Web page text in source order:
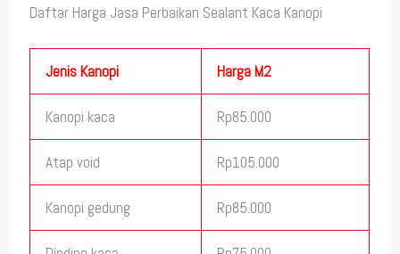
Daftar Harga Jasa Perbaikan Sealant Kaca Kanopi
Jenis Kanopi Harga M2
Kanopi kaca Rp85.000
Atap void Rp105.000
Kanopi gedung Rp85.000